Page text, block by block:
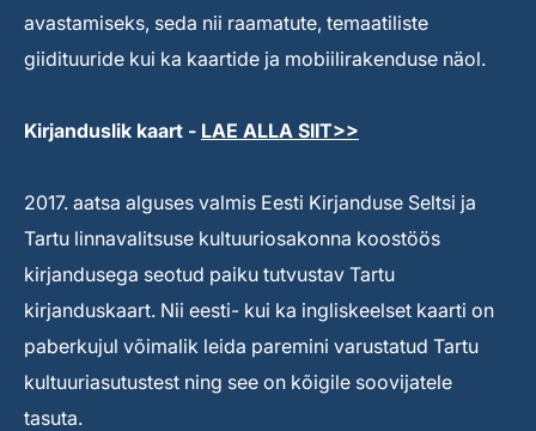
avastamiseks, seda nii raamatute, temaatiliste
giidituuride kui ka kaartide ja mobiilirakenduse näol.
Kirjanduslik kaart - LAE ALLA SIIT>>
2017. aatsa alguses valmis Eesti Kirjanduse Seltsi ja
Tartu linnavalitsuse kultuuriosakonna koostöös
kirjandusega seotud paiku tutvustav Tartu
kirjanduskaart. Nii eesti- kui ka ingliskeelset kaarti on
paberkujul võimalik leida paremini varustatud Tartu
kultuuriasutustest ning see on kõigile soovijatele
tasuta.